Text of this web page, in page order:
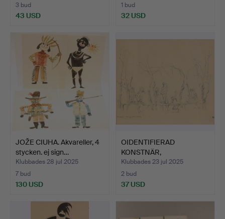
3 bud
43 USD
1 bud
32 USD
JOŽE CIUHA. Akvareller, 4
stycken. ej sign…
Klubbades 28 jul 2025
7 bud
130 USD
OIDENTIFIERAD
KONSTNÄR,
tuschteckning, "St…
Klubbades 23 jul 2025
2 bud
37 USD